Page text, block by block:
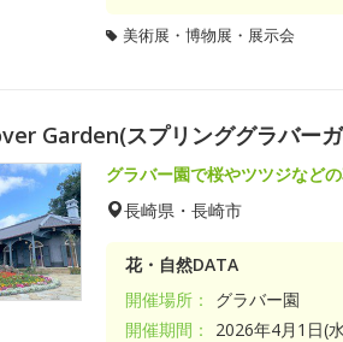
美術展・博物展・展示会
Garden(スプリンググラバー
グラバー園で桜やツツジなど
長崎県・長崎市
花・自然DATA
開催場所：
グラバー園
開催期間：
2026年4月1日(